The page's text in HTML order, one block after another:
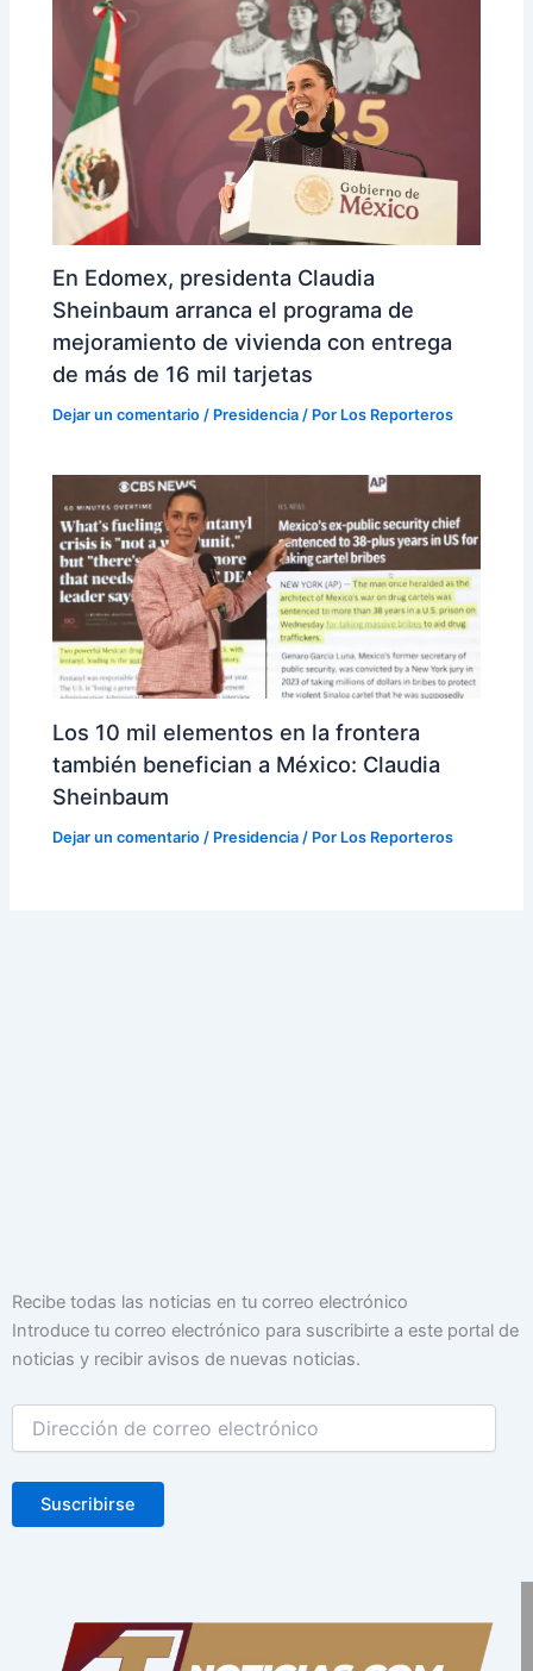
En Edomex, presidenta Claudia
Sheinbaum arranca el programa de
mejoramiento de vivienda con entrega
de más de 16 mil tarjetas
Dejar un comentario / Presidencia / Por Los Reporteros
Los 10 mil elementos en la frontera
también benefician a México: Claudia
Sheinbaum
Dejar un comentario / Presidencia / Por Los Reporteros
Recibe todas las noticias en tu correo electrónico
Introduce tu correo electrónico para suscribirte a este portal de
noticias y recibir avisos de nuevas noticias.
Dirección
de
electrónico
Suscribirse